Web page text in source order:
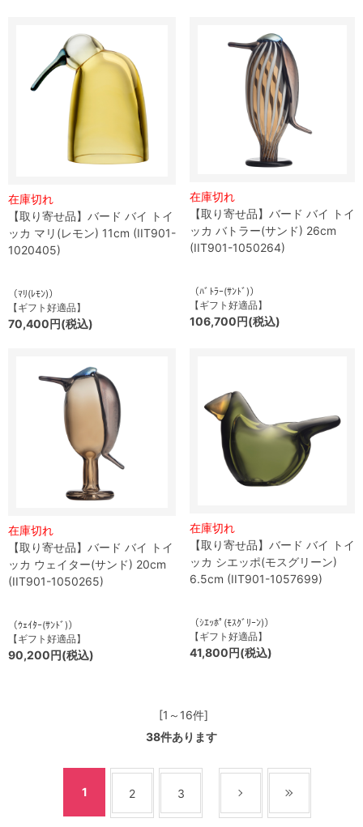
在庫切れ
【取り寄せ品】バード バイ トイ
ッカ マリ(レモン) 11cm (IIT901-
1020405)
（ﾏﾘ(ﾚﾓﾝ)）
【ギフト好適品】
70,400円(税込)
在庫切れ
【取り寄せ品】バード バイ トイ
ッカ バトラー(サンド) 26cm
(IIT901-1050264)
（ﾊﾞﾄﾗｰ(ｻﾝﾄﾞ)）
【ギフト好適品】
106,700円(税込)
在庫切れ
【取り寄せ品】バード バイ トイ
ッカ ウェイター(サンド) 20cm
(IIT901-1050265)
（ｳｪｲﾀｰ(ｻﾝﾄﾞ)）
【ギフト好適品】
90,200円(税込)
在庫切れ
【取り寄せ品】バード バイ トイ
ッカ シエッポ(モスグリーン)
6.5cm (IIT901-1057699)
（ｼｴｯﾎﾟ(ﾓｽｸﾞﾘｰﾝ)）
【ギフト好適品】
41,800円(税込)
[1～16件]
38件あります
1 2 3